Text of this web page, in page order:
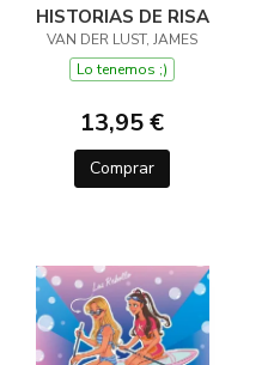
HISTORIAS DE RISA
VAN DER LUST, JAMES
Lo tenemos ;)
13,95 €
Comprar